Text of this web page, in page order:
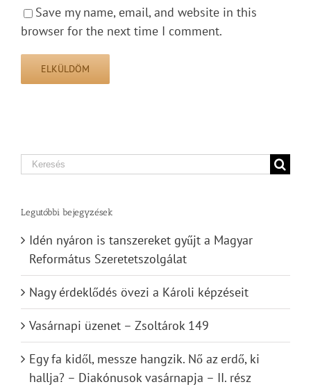
Save my name, email, and website in this
browser for the next time I comment.
Search
Legutóbbi bejegyzések
Idén nyáron is tanszereket gyűjt a Magyar
Református Szeretetszolgálat
Nagy érdeklődés övezi a Károli képzéseit
Vasárnapi üzenet – Zsoltárok 149
Egy fa kidől, messze hangzik. Nő az erdő, ki
hallja? – Diakónusok vasárnapja – II. rész